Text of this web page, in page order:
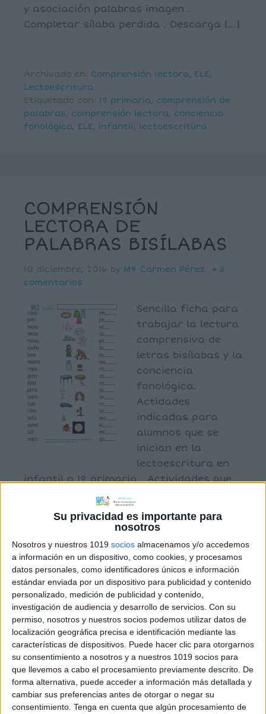
Su privacidad es importante para
nosotros
Nosotros y nuestros 1019 socios almacenamos y/o accedemos
a información en un dispositivo, como cookies, y procesamos
datos personales, como identificadores únicos e información
estándar enviada por un dispositivo para publicidad y contenido
personalizado, medición de publicidad y contenido,
investigación de audiencia y desarrollo de servicios. Con su
permiso, nosotros y nuestros socios podemos utilizar datos de
localización geográfica precisa e identificación mediante las
características de dispositivos. Puede hacer clic para otorgarnos
su consentimiento a nosotros y a nuestros 1019 socios para
que llevemos a cabo el procesamiento previamente descrito. De
forma alternativa, puede acceder a información más detallada y
cambiar sus preferencias antes de otorgar o negar su
consentimiento. Tenga en cuenta que algún procesamiento de
y asociación palabras imagen .
Completar sílaba perdida . Descarga […]
Archivado en: Comprensión lectora, ELE,
Lectoescritura
Etiquetado con: 1º primaria, comprensión de
palabras, comprensión lectora, conciencia
fonológica, ELE, infantil, lectoescritura
COMPRENSIÓN
LECTORA DE
PALABRAS BISÍLABAS
10 diciembre, 2016 by Mª Carmen Pérez
3
comentarios
Sencilla ficha para
trabajar la lectura
comprensiva de
letras bisílabas y la
conciencia
fonológica.
Actidades
indicadas para
alumnos que se
inician en la
lectoescritura en
infantil o 1º primaria . Actividades que
se plantean: Lectura de palabras
bisílabas y asociación palabras imagen .
Completar sílaba perdida .
Archivado en:Comprensión lectora ,
Conciencia fonológica,EDUCACIÓN INFANTIL,
Lectoescritura
Etiquetado con:
1º primaria
asociación
palabra imagen
competencia lectora
comprensión de palabras
, conciencia
fonológica,ELE,infantil, sílabas directas